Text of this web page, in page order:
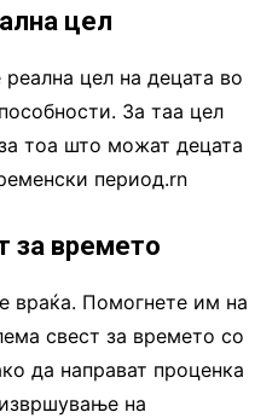
цел
цел на децата во
За таа цел
тоа што можат децата
период.rn
за времето
враќа. Помогнете им на
свест за времето со
да направат проценка
на